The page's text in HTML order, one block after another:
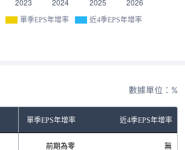
單季EPS年增率 近4季EPS年增率
數據單位：%
單季EPS年增率 近4季EPS年增率
前期為零 無